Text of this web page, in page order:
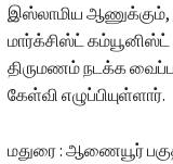
இஸ்லாமிய ஆணுக்கும்,
மார்க்சிஸ்ட் கம்யூனிஸ்ட்
திருமணம் நடக்க
கேள்வி எழுப்பியுள்ளார்.
மதுரை : ஆணையூர்